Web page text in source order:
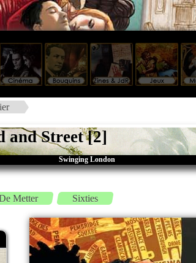
and Street [2]
Swinging London
Metter Sixties